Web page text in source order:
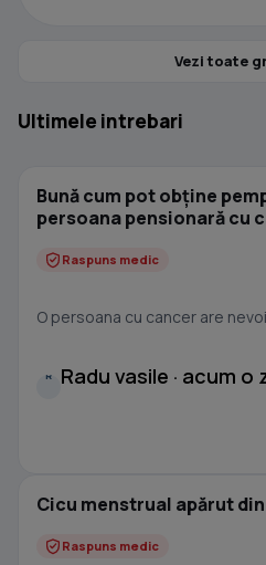
Vezi toate
Ultimele intrebari
Bună cum pot obține
persoana pensionară cu
Raspuns medic
O persoana cu cancer are
R Radu vasile · acum o
Cicu menstrual apărut
Raspuns medic